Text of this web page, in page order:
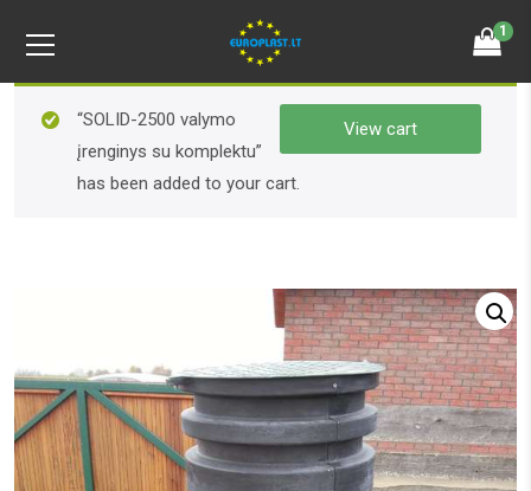
1
View cart
“SOLID-2500 valymo
įrenginys su komplektu”
has been added to your cart.